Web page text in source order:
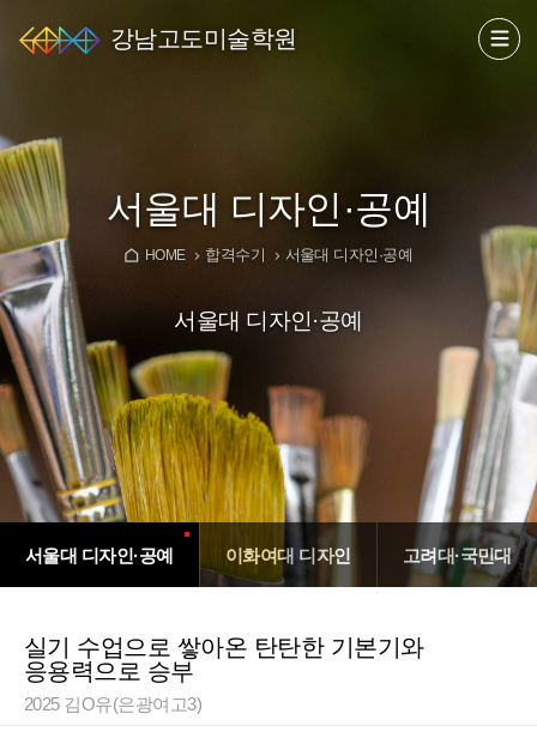
강남고도미술학원
서울대 디자인·공예
HOME 합격수기 서울대 디자인·공예
서울대 디자인·공예
서울대 디자인·공예 이화여대 디자인 고려대·국민대
실기 수업으로 쌓아온 탄탄한 기본기와
응용력으로 승부
2025 김O유(은광여고3)